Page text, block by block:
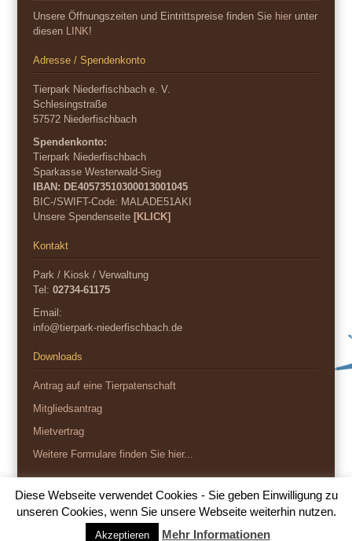
Unsere Öffnungszeiten und Eintrittspreise finden Sie hier unter
diesen LINK!
Adresse / Spendenkonto
Tierpark Niederfischbach e. V.
Schlesingstraße
57572 Niederfischbach
Spendenkonto:
Tierpark Niederfischbach
Sparkasse Westerwald-Sieg
IBAN: DE40573510300013001045
BIC-/SWIFT-Code: MALADE51AKI
Unsere Spendenseite [KLICK]
Kontakt
Park / Kiosk / Verwaltung
Tel:02734-61175
Email:
info@tierpark-niederfischbach.de
Downloads
Antrag auf eine Tierpatenschaft
Mitgliedsantrag
Mietvertrag
Weitere Formulare finden Sie hier...
Copyright 2026
Impressum Datenschutz
Diese Webseite verwendet Cookies - Sie geben Einwilligung zu
unseren Cookies, wenn Sie unsere Webseite weiterhin nutzen.
Akzeptieren Mehr Informationen